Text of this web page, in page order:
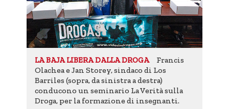
LA BAJA LIBERA DALLA DROGA
Francis
Olachea e Jan Storey, sindaco di Los
Barriles (sopra, da sinistra a destra)
conducono un seminario La Verità sulla
Droga, per la formazione di insegnanti.